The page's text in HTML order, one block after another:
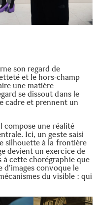
son regard de
et le hors-champ
une matière
se dissout dans le
cadre et prennent un
compose une réalité
Ici, un geste saisi
silhouette à la frontière
devient un exercice de
cette chorégraphie que
convoque le
du visible : qui